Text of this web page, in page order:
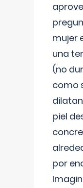
mujer
una
(no
como
piel
por